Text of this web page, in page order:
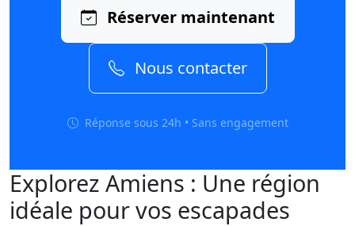
Réserver maintenant
Nous contacter
Réponse sous 24h • Sans engagement
Explorez Amiens : Une région
idéale pour vos escapades